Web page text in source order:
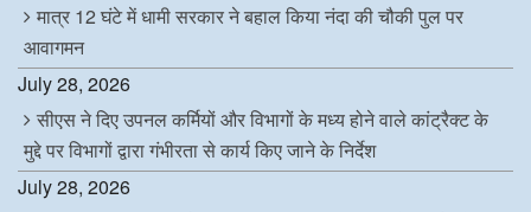
मात्र 12 घंटे में धामी सरकार ने बहाल किया नंदा की चौकी पुल पर
आवागमन
July 28, 2026
सीएस ने दिए उपनल कर्मियों और विभागों के मध्य होने वाले कांट्रैक्ट के
मुद्दे पर विभागों द्वारा गंभीरता से कार्य किए जाने के निर्देश
July 28, 2026